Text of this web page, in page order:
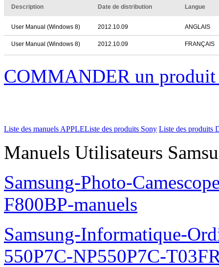
Description Date de distribution Langue
User Manual (Windows 8) 2012.10.09 ANGLAIS
User Manual (Windows 8) 2012.10.09 FRANÇAIS
COMMANDER un
Liste des manuels APPLEListe des produits Sony Liste des produits
Manuels Utilisateurs
Samsung-Photo-
F800BP-manuels
Samsung-Informatique-
550P7C-NP550P7C-